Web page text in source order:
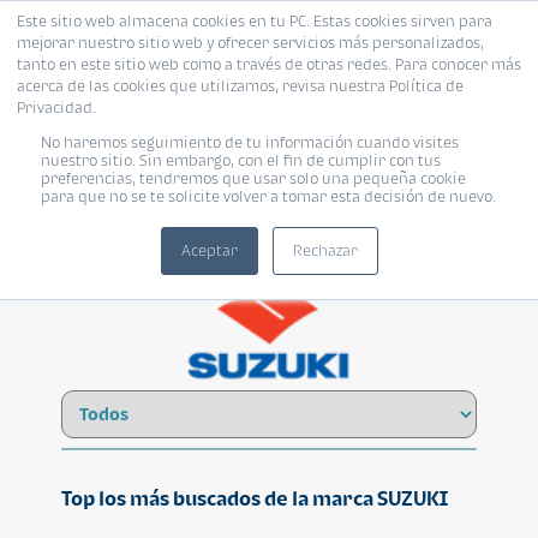
Este sitio web almacena cookies en tu PC. Estas cookies sirven para
mejorar nuestro sitio web y ofrecer servicios más personalizados,
tanto en este sitio web como a través de otras redes. Para conocer más
acerca de las cookies que utilizamos, revisa nuestra Política de
Privacidad.
No haremos seguimiento de tu información cuando visites
nuestro sitio. Sin embargo, con el fin de cumplir con tus
preferencias, tendremos que usar solo una pequeña cookie
para que no se te solicite volver a tomar esta decisión de nuevo.
Aceptar Rechazar
SUZUKI
Top los más buscados de la marca SUZUKI